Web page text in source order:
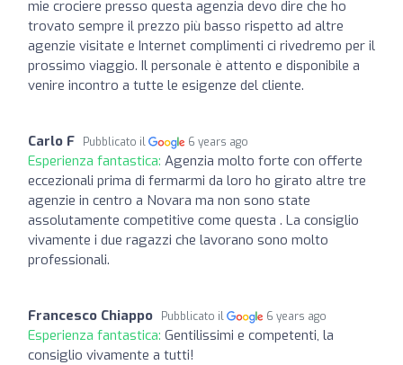
mie crociere presso questa agenzia devo dire che ho
trovato sempre il prezzo più basso rispetto ad altre
agenzie visitate e Internet complimenti ci rivedremo per il
prossimo viaggio. Il personale è attento e disponibile a
venire incontro a tutte le esigenze del cliente.
Carlo F Pubblicato il 6 years ago
Esperienza fantastica: Agenzia molto forte con offerte
eccezionali prima di fermarmi da loro ho girato altre tre
agenzie in centro a Novara ma non sono state
assolutamente competitive come questa . La consiglio
vivamente i due ragazzi che lavorano sono molto
professionali.
Francesco Chiappo Pubblicato il 6 years ago
Esperienza fantastica: Gentilissimi e competenti, la
consiglio vivamente a tutti!